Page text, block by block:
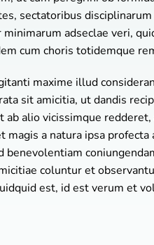
sectatoribus
adseclae veri,
cum choris totidemque
maxime illud
sit amicitia, ut dandis
ab alio vicissimque
a natura ipsa profecta
benevolentiam
coluntur et
est, id est verum et